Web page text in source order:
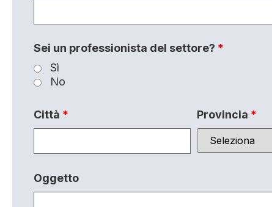
Sei un professionista del settore? *
Sì
No
Città * Provincia *
Oggetto